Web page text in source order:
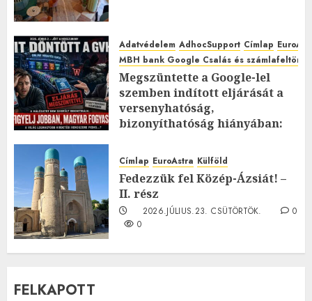
Adatvédelem AdhocSupport Címlap
MBH bank Google Csalás és
Megszüntette a Google-lel
szemben indított eljárását a
versenyhatóság,
bizonyíthatóság hiányában:
2026.JÚLIUS.23. CSÜTÖRTÖK.
0
Címlap EuroAstra Külföld
Fedezzük fel Közép-Ázsiát! –
II. rész
2026.JÚLIUS.23. CSÜTÖRTÖK.
0
0
FELKAPOTT